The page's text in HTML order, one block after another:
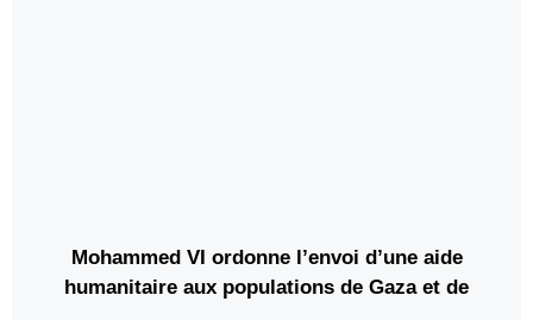
Mohammed VI ordonne l’envoi d’une aide
humanitaire aux populations de Gaza et de